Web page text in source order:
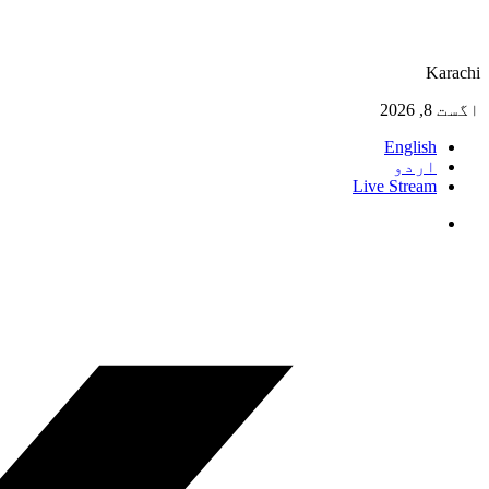
Karachi
اگست 8, 2026
English
اردو
Live Stream